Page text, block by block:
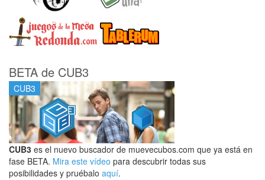
BETA de CUB3
CUB3
CUB3 es el nuevo buscador de muevecubos.com que ya está en
fase BETA. Mira este vídeo para descubrir todas sus
posibilidades y pruébalo aquí.